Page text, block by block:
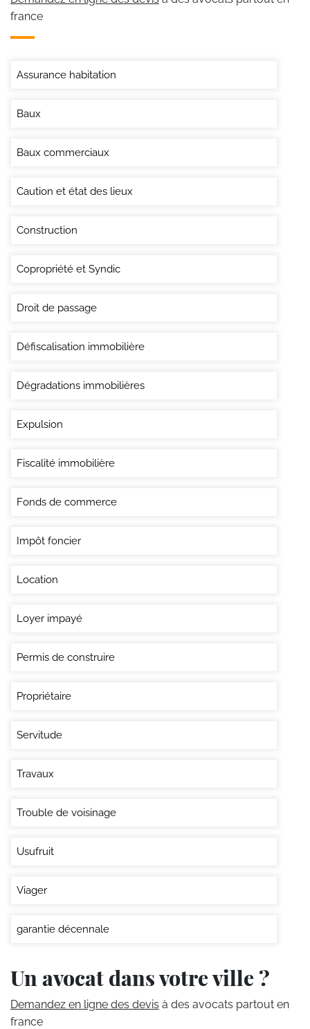
france
Assurance habitation
Baux
Baux commerciaux
Caution et état des lieux
Construction
Copropriété et Syndic
Droit de passage
Défiscalisation immobilière
Dégradations immobilières
Expulsion
Fiscalité immobilière
Fonds de commerce
Impôt foncier
Location
Loyer impayé
Permis de construire
Propriétaire
Servitude
Travaux
Trouble de voisinage
Usufruit
Viager
garantie décennale
Un avocat dans votre ville ?
Demandez en ligne des devis à des avocats partout en
france